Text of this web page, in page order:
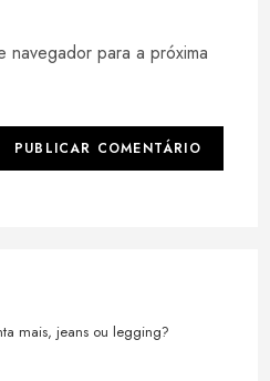
navegador para a próxima
mais, jeans ou legging?